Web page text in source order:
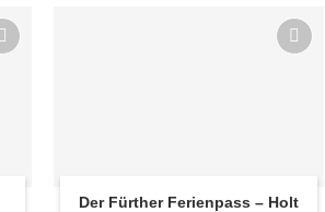
Der Fürther Ferienpass – Holt